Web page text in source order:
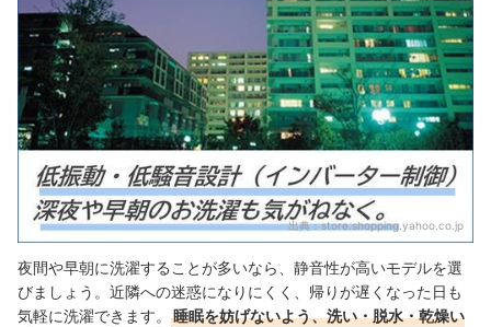
出典：store.shopping.yahoo.co.jp
夜間や早朝に洗濯することが多いなら、静音性が高いモデルを選
びましょう。近隣への迷惑になりにくく、帰りが遅くなった日も
気軽に洗濯できます。
睡眠を妨げないよう、洗い・脱水・乾燥い